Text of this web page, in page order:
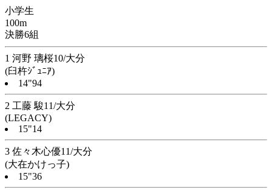
小学生
100m
決勝6組
1 河野 璃桜10/大分
(臼杵ｼﾞｭﾆｱ)
14"94
2 工藤 駿11/大分
(LEGACY)
15"14
3 佐々木心優11/大分
(大在かけっ子)
15"36